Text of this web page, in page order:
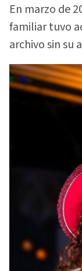
En marzo de
familiar tuvo
archivo sin su